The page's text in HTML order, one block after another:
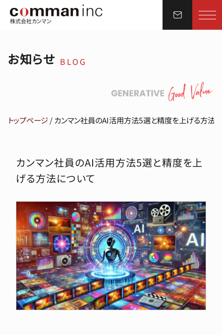
株式会社カンマン
お知らせ BLOG
トップページ/ カンマン社員のAI活用方法5選と精度を上げる方法
カンマン社員のAI活用方法5選と精度を上
げる方法について